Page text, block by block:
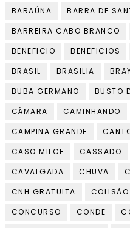
BARAÚNA
BARRA DE
BARREIRA CABO BRANCO
BENEFICIO
BENEFICIOS
BRASIL
BRASILIA
BUBA GERMANO
BUSTO
CÂMARA
CAMINHANDO
CAMPINA GRANDE
CASO MILCE
CASSADO
CAVALGADA
CHUVA
CNH GRATUITA
COLISÃO
CONCURSO
CONDE